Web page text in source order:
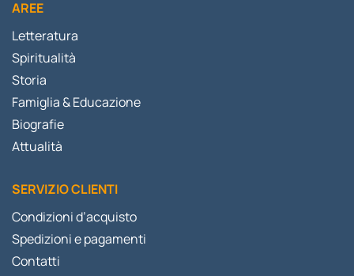
AREE
Letteratura
Spiritualità
Storia
Famiglia & Educazione
Biografie
Attualità
SERVIZIO CLIENTI
Condizioni d’acquisto
Spedizioni e pagamenti
Contatti